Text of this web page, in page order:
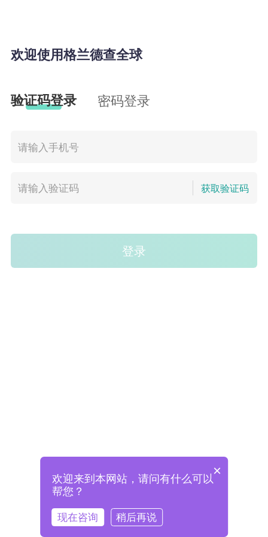
欢迎使用格兰德查全球
验证码登录 密码登录
获取验证码
登录
登录即表示已阅读并同意《格兰德官网用户协议》
×
欢迎来到本网站，请问有什么可以
帮您？
现在咨询 稍后再说